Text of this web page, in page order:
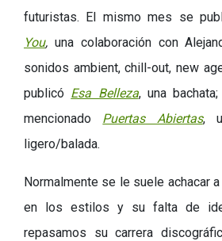
futuristas. El mismo mes se
You, una colaboración con
sonidos ambient, chill-out, new
publicó Esa Belleza, una
mencionado Puertas Abiertas,
ligero/balada.
Normalmente se le suele achacar
en los estilos y su falta de
repasamos su carrera